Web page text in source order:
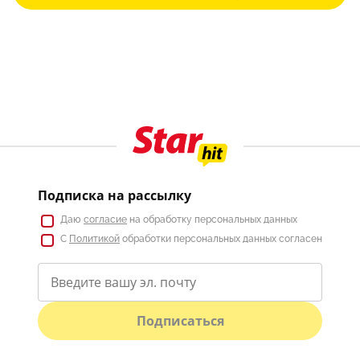
Подписка на рассылку
Даю согласие на обработку персональных данных
С Политикой обработки персональных данных согласен
Подписаться